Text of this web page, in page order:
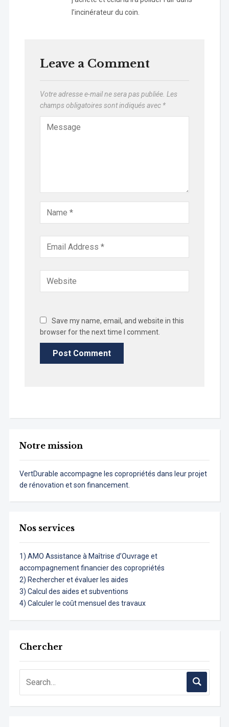
Notre mission
VertDurable accompagne les copropriétés dans leur projet
de rénovation et son financement.
Nos services
1) AMO Assistance à Maîtrise d’Ouvrage et
accompagnement financier des copropriétés
2) Rechercher et évaluer les aides
3) Calcul des aides et subventions
4) Calculer le coût mensuel des travaux
Chercher
l’incinérateur du coin.
Leave a Comment
Votre adresse e-mail ne sera pas publiée. Les
champs obligatoires sont indiqués avec *
Save my name, email, and website in this
browser for the next time I comment.